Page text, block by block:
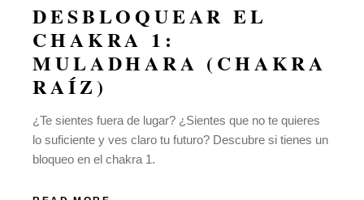
DESBLOQUEAR EL
CHAKRA 1:
MULADHARA (CHAKRA
RAÍZ)
¿Te sientes fuera de lugar? ¿Sientes que no te quieres
lo suficiente y ves claro tu futuro? Descubre si tienes un
bloqueo en el chakra 1.